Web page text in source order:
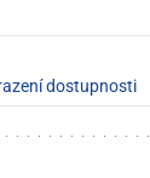
dostupnosti